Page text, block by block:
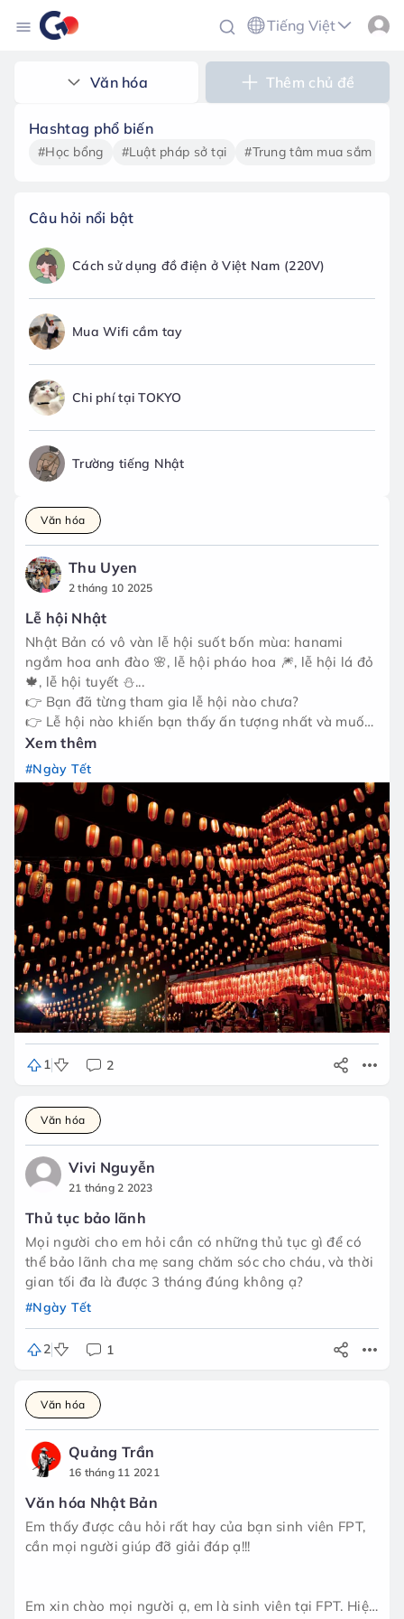
Tiếng Việt
Văn hóa Thêm chủ đề
Hashtag phổ biến
#Học bổng #Luật pháp sở tại #Trung tâm mua sắm
Câu hỏi nổi bật
Cách sử dụng đồ điện ở Việt Nam (220V)
Mua Wifi cầm tay
Chi phí tại TOKYO
Trường tiếng Nhật
Văn hóa
Thu Uyen
2 tháng 10 2025
Lễ hội Nhật
Nhật Bản có vô vàn lễ hội suốt bốn mùa: hanami
ngắm hoa anh đào 🌸, lễ hội pháo hoa 🎆, lễ hội lá đỏ
🍁, lễ hội tuyết ⛄...
👉 Bạn đã từng tham gia lễ hội nào chưa?
👉 Lễ hội nào khiến bạn thấy ấn tượng nhất và muốn
quay lại lần nữa?
Xem thêm
#Ngày Tết
1 2
Văn hóa
Vivi Nguyễn
21 tháng 2 2023
Thủ tục bảo lãnh
Mọi người cho em hỏi cần có những thủ tục gì để có
thể bảo lãnh cha mẹ sang chăm sóc cho cháu, và thời
gian tối đa là được 3 tháng đúng không ạ?
#Ngày Tết
2 1
Văn hóa
Quảng Trần
16 tháng 11 2021
Văn hóa Nhật Bản
Em thấy được câu hỏi rất hay của bạn sinh viên FPT,
cần mọi người giúp đỡ giải đáp ạ!!!
Em xin chào mọi người ạ, em là sinh viên tại FPT. Hiện